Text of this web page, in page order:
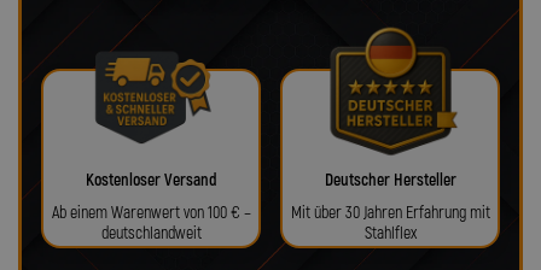
Kostenloser Versand
Ab einem Warenwert von 100 € –
deutschlandweit
Deutscher Hersteller
Mit über 30 Jahren Erfahrung mit
Stahlflex